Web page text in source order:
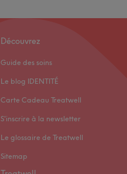
Découvrez
Guide des soins
Le blog IDENTITÉ
Carte Cadeau Treatwell
S'inscrire à la newsletter
Le glossaire de Treatwell
Sitemap